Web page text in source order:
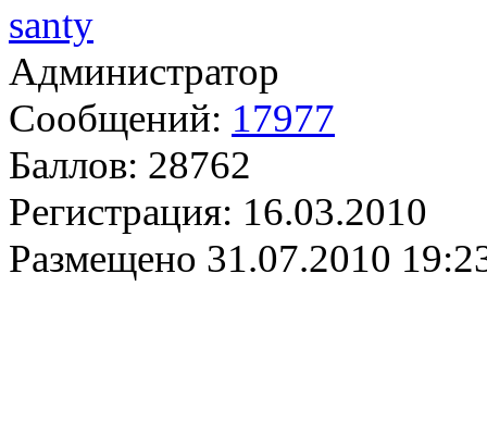
santy
Администратор
Сообщений: 17977
Баллов: 28762
Регистрация: 16.03.2010
Размещено 31.07.2010